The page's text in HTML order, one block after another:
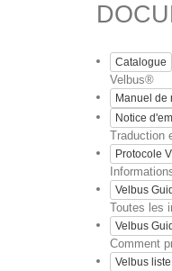
Catalogue
Velbus®
Manuel de
Notice
Traduction
Protocole
Velbus
Toutes les
Velbus
Comment
Velbus